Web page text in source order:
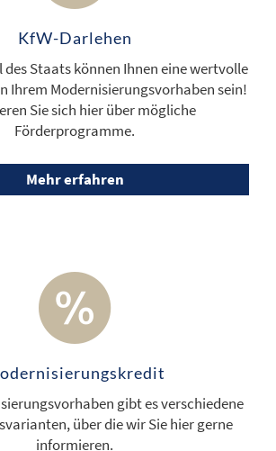
KfW-Darlehen
Staats können Ihnen eine wertvolle
Ihrem Modernisierungsvorhaben sein!
Sie sich hier über mögliche
Förderprogramme.
Mehr erfahren
gibt es verschiedene
über die wir Sie hier gerne
informieren.